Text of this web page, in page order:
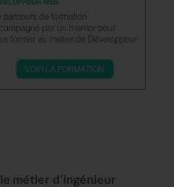
le métier d’ingénieur